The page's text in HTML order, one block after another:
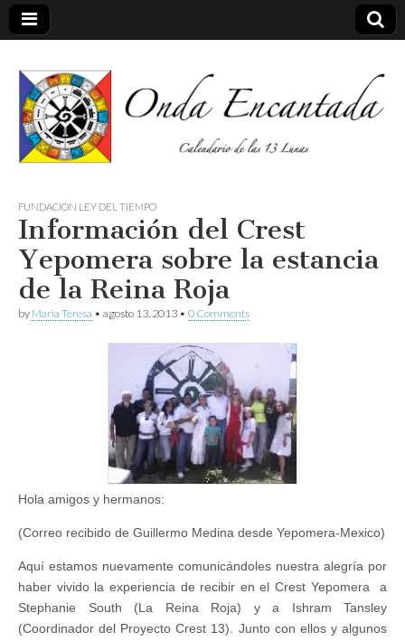
Onda
encantada
FUNDACIÓN LEY DEL TIEMPO
Información del Crest
Yepomera sobre la estancia
de la Reina Roja
by Maria Teresa • agosto 13, 2013 • 0 Comments
Hola amigos y hermanos:
(Correo recibido de Guillermo Medina desde Yepomera-Mexico)
Aquí estamos nuevamente comunicándoles nuestra alegría por
haber vivido la experiencia de recibir en el Crest Yepomera a
Stephanie South (La Reina Roja) y a Ishram Tansley
(Coordinador del Proyecto Crest 13). Junto con ellos y algunos